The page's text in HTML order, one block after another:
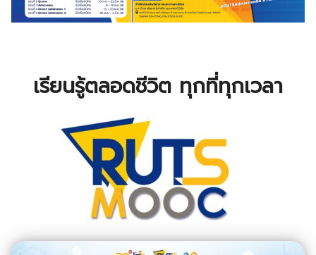
เรียนรู้ตลอดชีวิต ทุกที่ทุกเวลา